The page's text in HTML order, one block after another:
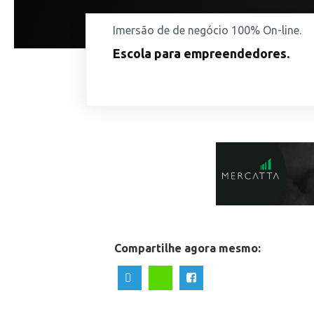
Imersão de de negócio 100% On-line.
Escola para empreendedores.
Compartilhe agora mesmo: